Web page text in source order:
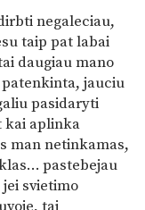
negaleciau,
taip pat labai
daugiau mano
patenkinta, jauciu
pasidaryti
kai aplinka
man netinkamas,
pastebejau
svietimo